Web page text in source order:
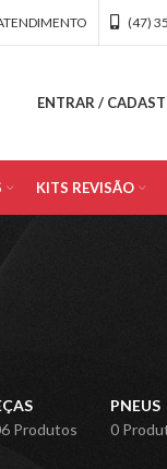
(47)
ENTRAR /
KITS REVISÃO
Produtos
PNEUS
0